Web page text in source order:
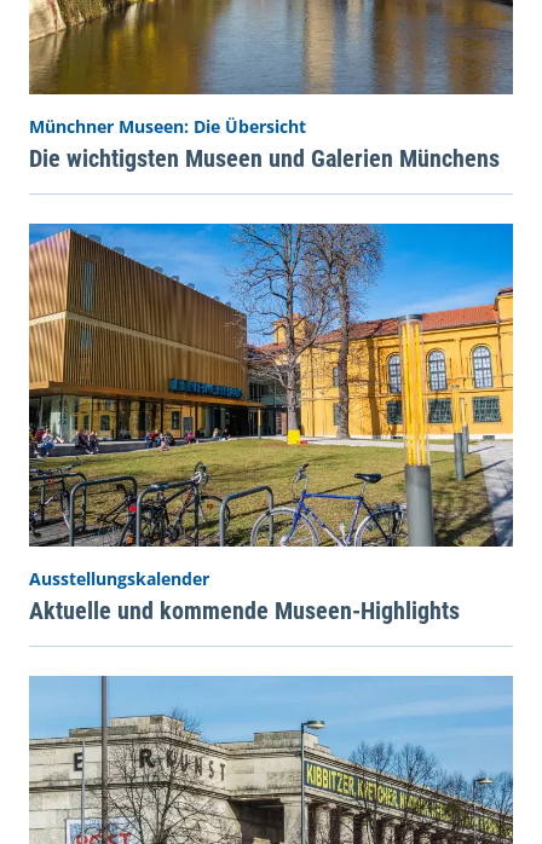
Münchner Museen: Die Übersicht
Die wichtigsten Museen und Galerien Münchens
Ausstellungskalender
Aktuelle und kommende Museen-Highlights